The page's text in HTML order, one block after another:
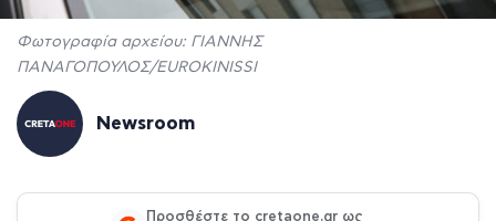
Φωτογραφία αρχείου: ΓΙΑΝΝΗΣ
ΠΑΝΑΓΟΠΟΥΛΟΣ/EUROKINISSI
Newsroom
Προσθέστε το cretaone.gr ως